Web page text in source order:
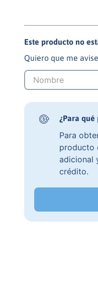
Este producto no
Quiero que me
¿Para
Para
producto
adicional
crédito.